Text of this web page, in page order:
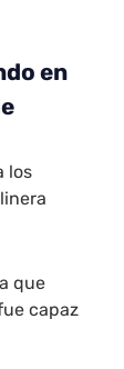
en
los
que
capaz